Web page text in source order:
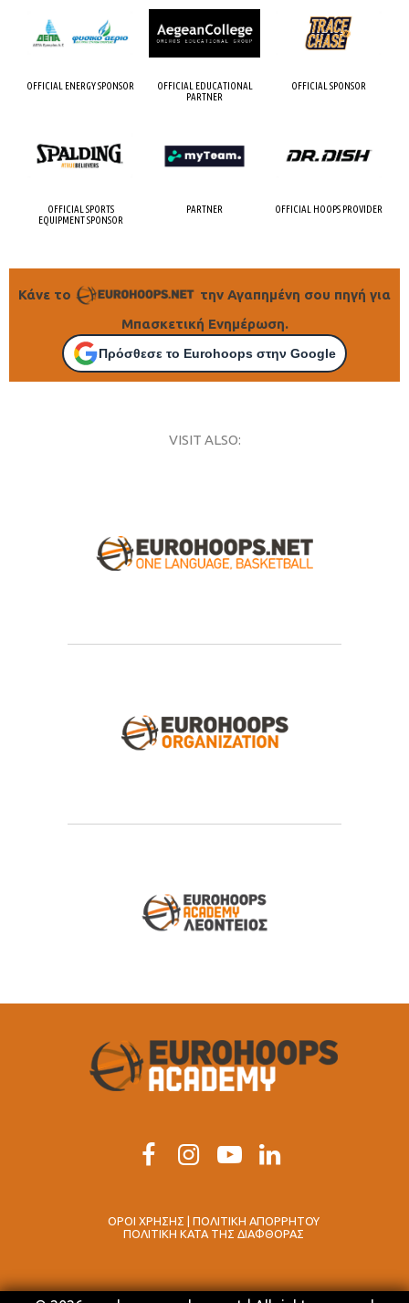
OFFICIAL ENERGY SPONSOR
OFFICIAL EDUCATIONAL
PARTNER
OFFICIAL SPONSOR
OFFICIAL SPORTS
EQUIPMENT SPONSOR
PARTNER OFFICIAL HOOPS PROVIDER
Κάνε το
την Αγαπημένη σου πηγή για
Μπασκετική Ενημέρωση.
Πρόσθεσε το Eurohoops στην Google
VISIT ALSO:
ΟΡΟΙ ΧΡΗΣΗΣ | ΠΟΛΙΤΙΚΗ ΑΠΟΡΡΗΤΟΥ
ΠΟΛΙΤΙΚΗ ΚΑΤΑ ΤΗΣ ΔΙΑΦΘΟΡΑΣ